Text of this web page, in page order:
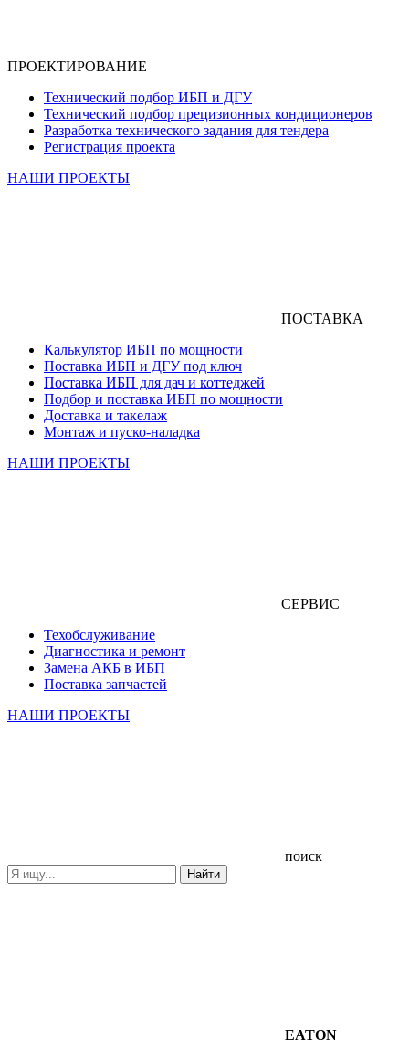
ПРОЕКТИРОВАНИЕ
Технический подбор ИБП и ДГУ
Технический подбор прецизионных кондиционеров
Разработка технического задания для тендера
Регистрация проекта
НАШИ ПРОЕКТЫ
ПОСТАВКА
Калькулятор ИБП по мощности
Поставка ИБП и ДГУ под ключ
Поставка ИБП для дач и коттеджей
Подбор и поставка ИБП по мощности
Доставка и такелаж
Монтаж и пуско-наладка
НАШИ ПРОЕКТЫ
СЕРВИС
Техобслуживание
Диагностика и ремонт
Замена АКБ в ИБП
Поставка запчастей
НАШИ ПРОЕКТЫ
поиск
EATON